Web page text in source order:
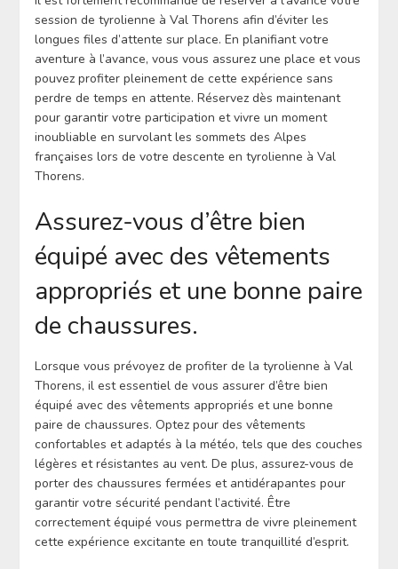
session de tyrolienne à Val Thorens afin d’éviter les
longues files d’attente sur place. En planifiant votre
aventure à l’avance, vous vous assurez une place et vous
pouvez profiter pleinement de cette expérience sans
perdre de temps en attente. Réservez dès maintenant
pour garantir votre participation et vivre un moment
inoubliable en survolant les sommets des Alpes
françaises lors de votre descente en tyrolienne à Val
Thorens.
Assurez-vous d’être bien
équipé avec des vêtements
appropriés et une bonne paire
de chaussures.
Lorsque vous prévoyez de profiter de la tyrolienne à Val
Thorens, il est essentiel de vous assurer d’être bien
équipé avec des vêtements appropriés et une bonne
paire de chaussures. Optez pour des vêtements
confortables et adaptés à la météo, tels que des couches
légères et résistantes au vent. De plus, assurez-vous de
porter des chaussures fermées et antidérapantes pour
garantir votre sécurité pendant l’activité. Être
correctement équipé vous permettra de vivre pleinement
cette expérience excitante en toute tranquillité d’esprit.